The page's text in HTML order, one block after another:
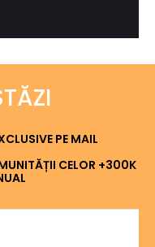
PE MAIL
CELOR +300K